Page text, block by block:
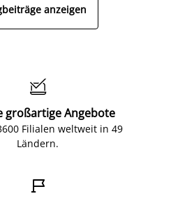
anzeigen

großartige Angebote
Filialen weltweit in 49
Ländern.
